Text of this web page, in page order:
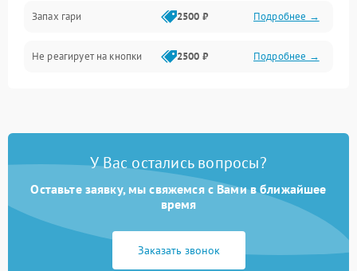
Запах гари 2500 ₽ Подробнее →
Не реагирует на кнопки 2500 ₽ Подробнее →
У Вас остались вопросы?
Оставьте заявку, мы свяжемся с Вами в ближайшее
время
Заказать звонок